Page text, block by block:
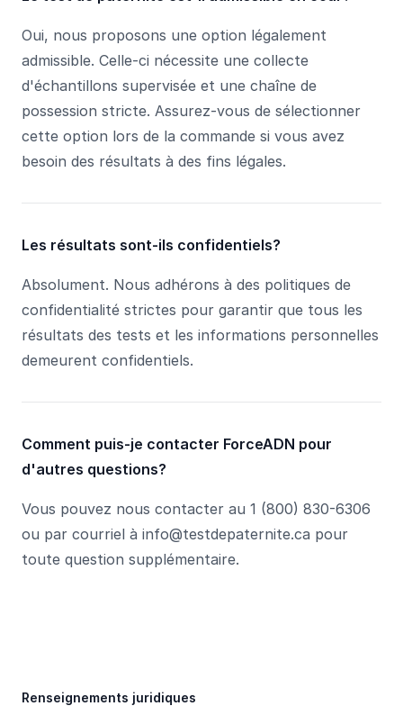
Oui, nous proposons une option légalement
admissible. Celle-ci nécessite une collecte
d'échantillons supervisée et une chaîne de
possession stricte. Assurez-vous de sélectionner
cette option lors de la commande si vous avez
besoin des résultats à des fins légales.
Les résultats sont-ils confidentiels?
Absolument. Nous adhérons à des politiques de
confidentialité strictes pour garantir que tous les
résultats des tests et les informations personnelles
demeurent confidentiels.
Comment puis-je contacter ForceADN pour
d'autres questions?
Vous pouvez nous contacter au 1 (800) 830-6306
ou par courriel à info@testdepaternite.ca pour
toute question supplémentaire.
Renseignements juridiques